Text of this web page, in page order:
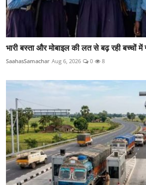
भारी बस्ता और मोबाइल की लत से बढ़ रही बच्चों में
SaahasSamachar Aug 6, 2026 0 8